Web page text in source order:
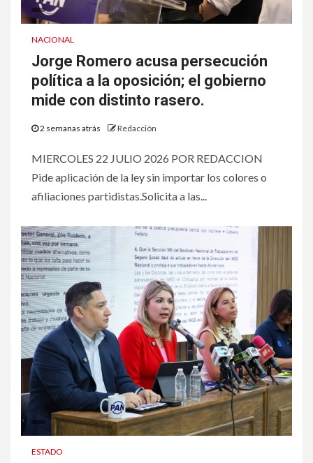
NACIONAL
Jorge Romero acusa persecución
política a la oposición; el gobierno
mide con distinto rasero.
2 semanas atrás Redacción
MIERCOLES 22 JULIO 2026 POR REDACCION
Pide aplicación de la ley sin importar los colores o
afiliaciones partidistas.Solicita a las...
ESTADO